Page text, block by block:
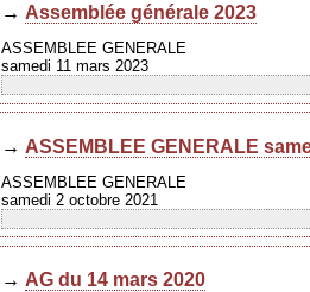
→ Assemblée générale 2023
ASSEMBLEE GENERALE
samedi 11 mars 2023
→ ASSEMBLEE GENERALE
ASSEMBLEE GENERALE
samedi 2 octobre 2021
→ AG du 14 mars 2020